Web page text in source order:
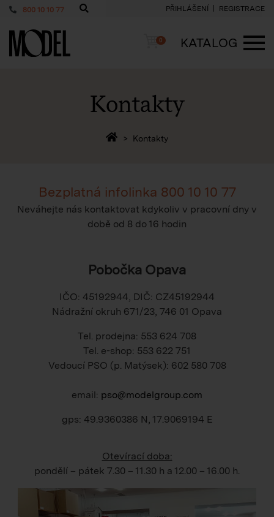
800 10 10 77 PŘIHLÁŠENÍ REGISTRACE
PackShop Košík
0
KATALOG
Kontakty
Zpět na homepage
Kontakty
Bezplatná infolinka 800 10 10 77
Neváhejte nás kontaktovat kdykoliv v pracovní dny v
době od 8 do 16 hodin
Pobočka Opava
IČO: 45192944, DIČ: CZ45192944
Nádražní okruh 671/23, 746 01 Opava
Tel. prodejna: 553 624 708
Tel. e-shop: 553 622 751
Vedoucí PSO (p. Matýsek): 602 580 708
email: pso@modelgroup.com
gps: 49.9360386 N, 17.9069194 E
Otevírací doba:
pondělí – pátek 7.30 – 11.30 h a 12.00 – 16.00 h